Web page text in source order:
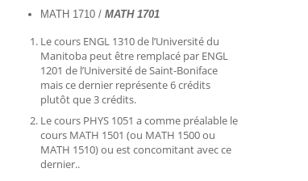
MATH 1710 / MATH 1701
Le cours ENGL 1310 de l’Université du
Manitoba peut être remplacé par ENGL
1201 de l’Université de Saint-Boniface
mais ce dernier représente 6 crédits
plutôt que 3 crédits.
Le cours PHYS 1051 a comme préalable le
cours MATH 1501 (ou MATH 1500 ou
MATH 1510) ou est concomitant avec ce
dernier..